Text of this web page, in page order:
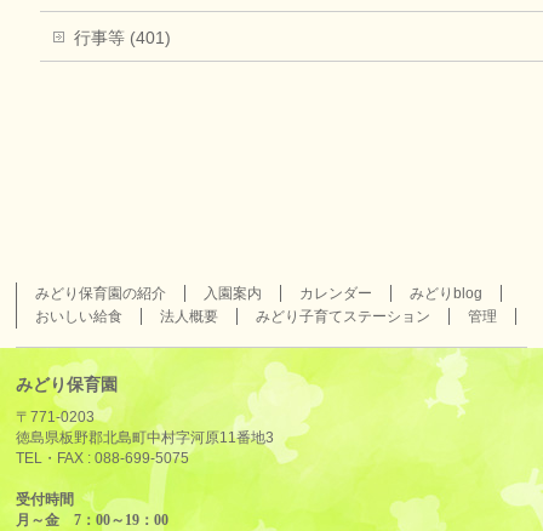
行事等 (401)
みどり保育園の紹介 入園案内 カレンダー
みどりblog
おいしい給食
法人概要 みどり子育てステーション 管理
みどり保育園
〒771-0203
徳島県板野郡北島町中村字河原11番地3
TEL・FAX :088-699-5075
受付時間
月～金 7：00～19：00